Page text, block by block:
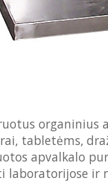
organinius
tabletėms,
apvalkalo
laboratorijose